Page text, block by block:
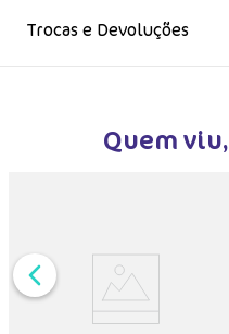
Trocas e Devoluções
Quem